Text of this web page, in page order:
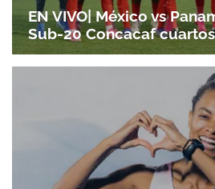
EN VIVO| México vs
Sub-20 Concacaf